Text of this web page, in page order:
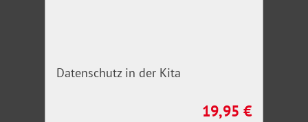
Datenschutz in der Kita
Regulärer Preis:
19,95 €